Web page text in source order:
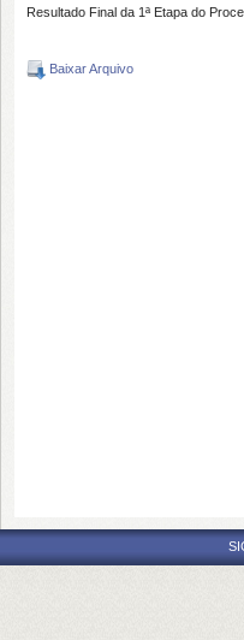
Resultado Final da 1ª Etapa do
Baixar Arquivo